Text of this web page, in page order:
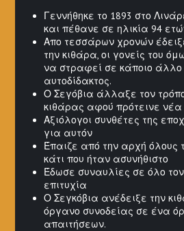
Γεννήθηκε το 1893 στο
και πέθανε σε ηλικία 94
Απο τεσσάρων χρονών
την κιθάρα, οι γονείς του
να στραφεί σε κάποιο
αυτοδίδακτος.
Ο Σεγόβια άλλαξε τον
κιθάρας αφού πρότεινε νέα
Αξιόλογοι συνθέτες της
για αυτόν
Έπαιζε από την αρχή όλους
κάτι που ήταν ασυνήθιστο
Έδωσε συναυλίες σε όλο
επιτυχία
Ο Σεγκόβια ανέδειξε την
όργανο συνοδείας σε ένα
απαιτήσεων.